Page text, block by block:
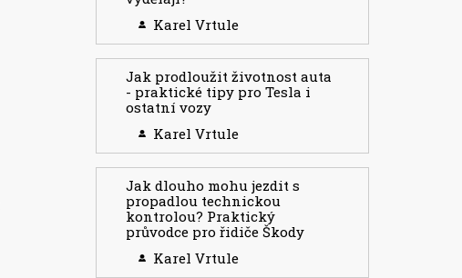
Karel Vrtule
Jak prodloužit životnost auta
- praktické tipy pro Tesla i
ostatní vozy
Karel Vrtule
Jak dlouho mohu jezdit s
propadlou technickou
kontrolou? Praktický
průvodce pro řidiče Škody
Karel Vrtule